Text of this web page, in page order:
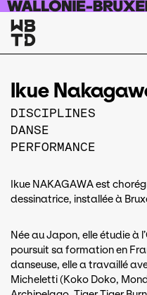
Aller au contenu principal
Ikue
DISCIPLINES
DANSE
PERFORMANCE
Ikue NAKAGAWA est
dessinatrice, installée à
Née au Japon, elle étudie à
poursuit sa formation en
danseuse, elle a travaillé
Micheletti (Koko Doko,